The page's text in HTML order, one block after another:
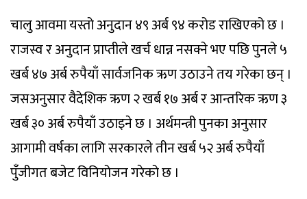
चालु आवमा यस्तो अनुदान ४९ अर्ब ९४ करोड राखिएको छ ।
राजस्व र अनुदान प्राप्तीले खर्च धान्न नसक्ने भए पछि पुनले ५
खर्ब ४७ अर्ब रुपैयाँ सार्वजनिक ऋण उठाउने तय गरेका छन् ।
जसअनुसार वैदेशिक ऋण २ खर्ब १७ अर्ब र आन्तरिक ऋण ३
खर्ब ३० अर्ब रुपैयाँ उठाइने छ । अर्थमन्त्री पुनका अनुसार
आगामी वर्षका लागि सरकारले तीन खर्ब ५२ अर्ब रुपैयाँ
पुँजीगत बजेट विनियोजन गरेको छ ।